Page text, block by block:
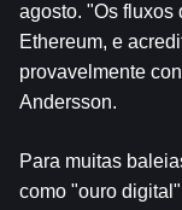
agosto. "Os fluxos
Ethereum, e
provavelmente
Andersson.
Para muitas
como "ouro